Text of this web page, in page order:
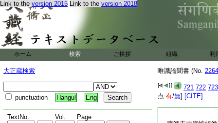
Link to the version 2015 Link to the version 2018
ホーム 検索 ご挨拶 組織 利
大正蔵検索
punctuation Hangul Eng
TextNo. Vol. Page
唯識論聞書 (No.
721 722 723
点:有/無] [CITE]